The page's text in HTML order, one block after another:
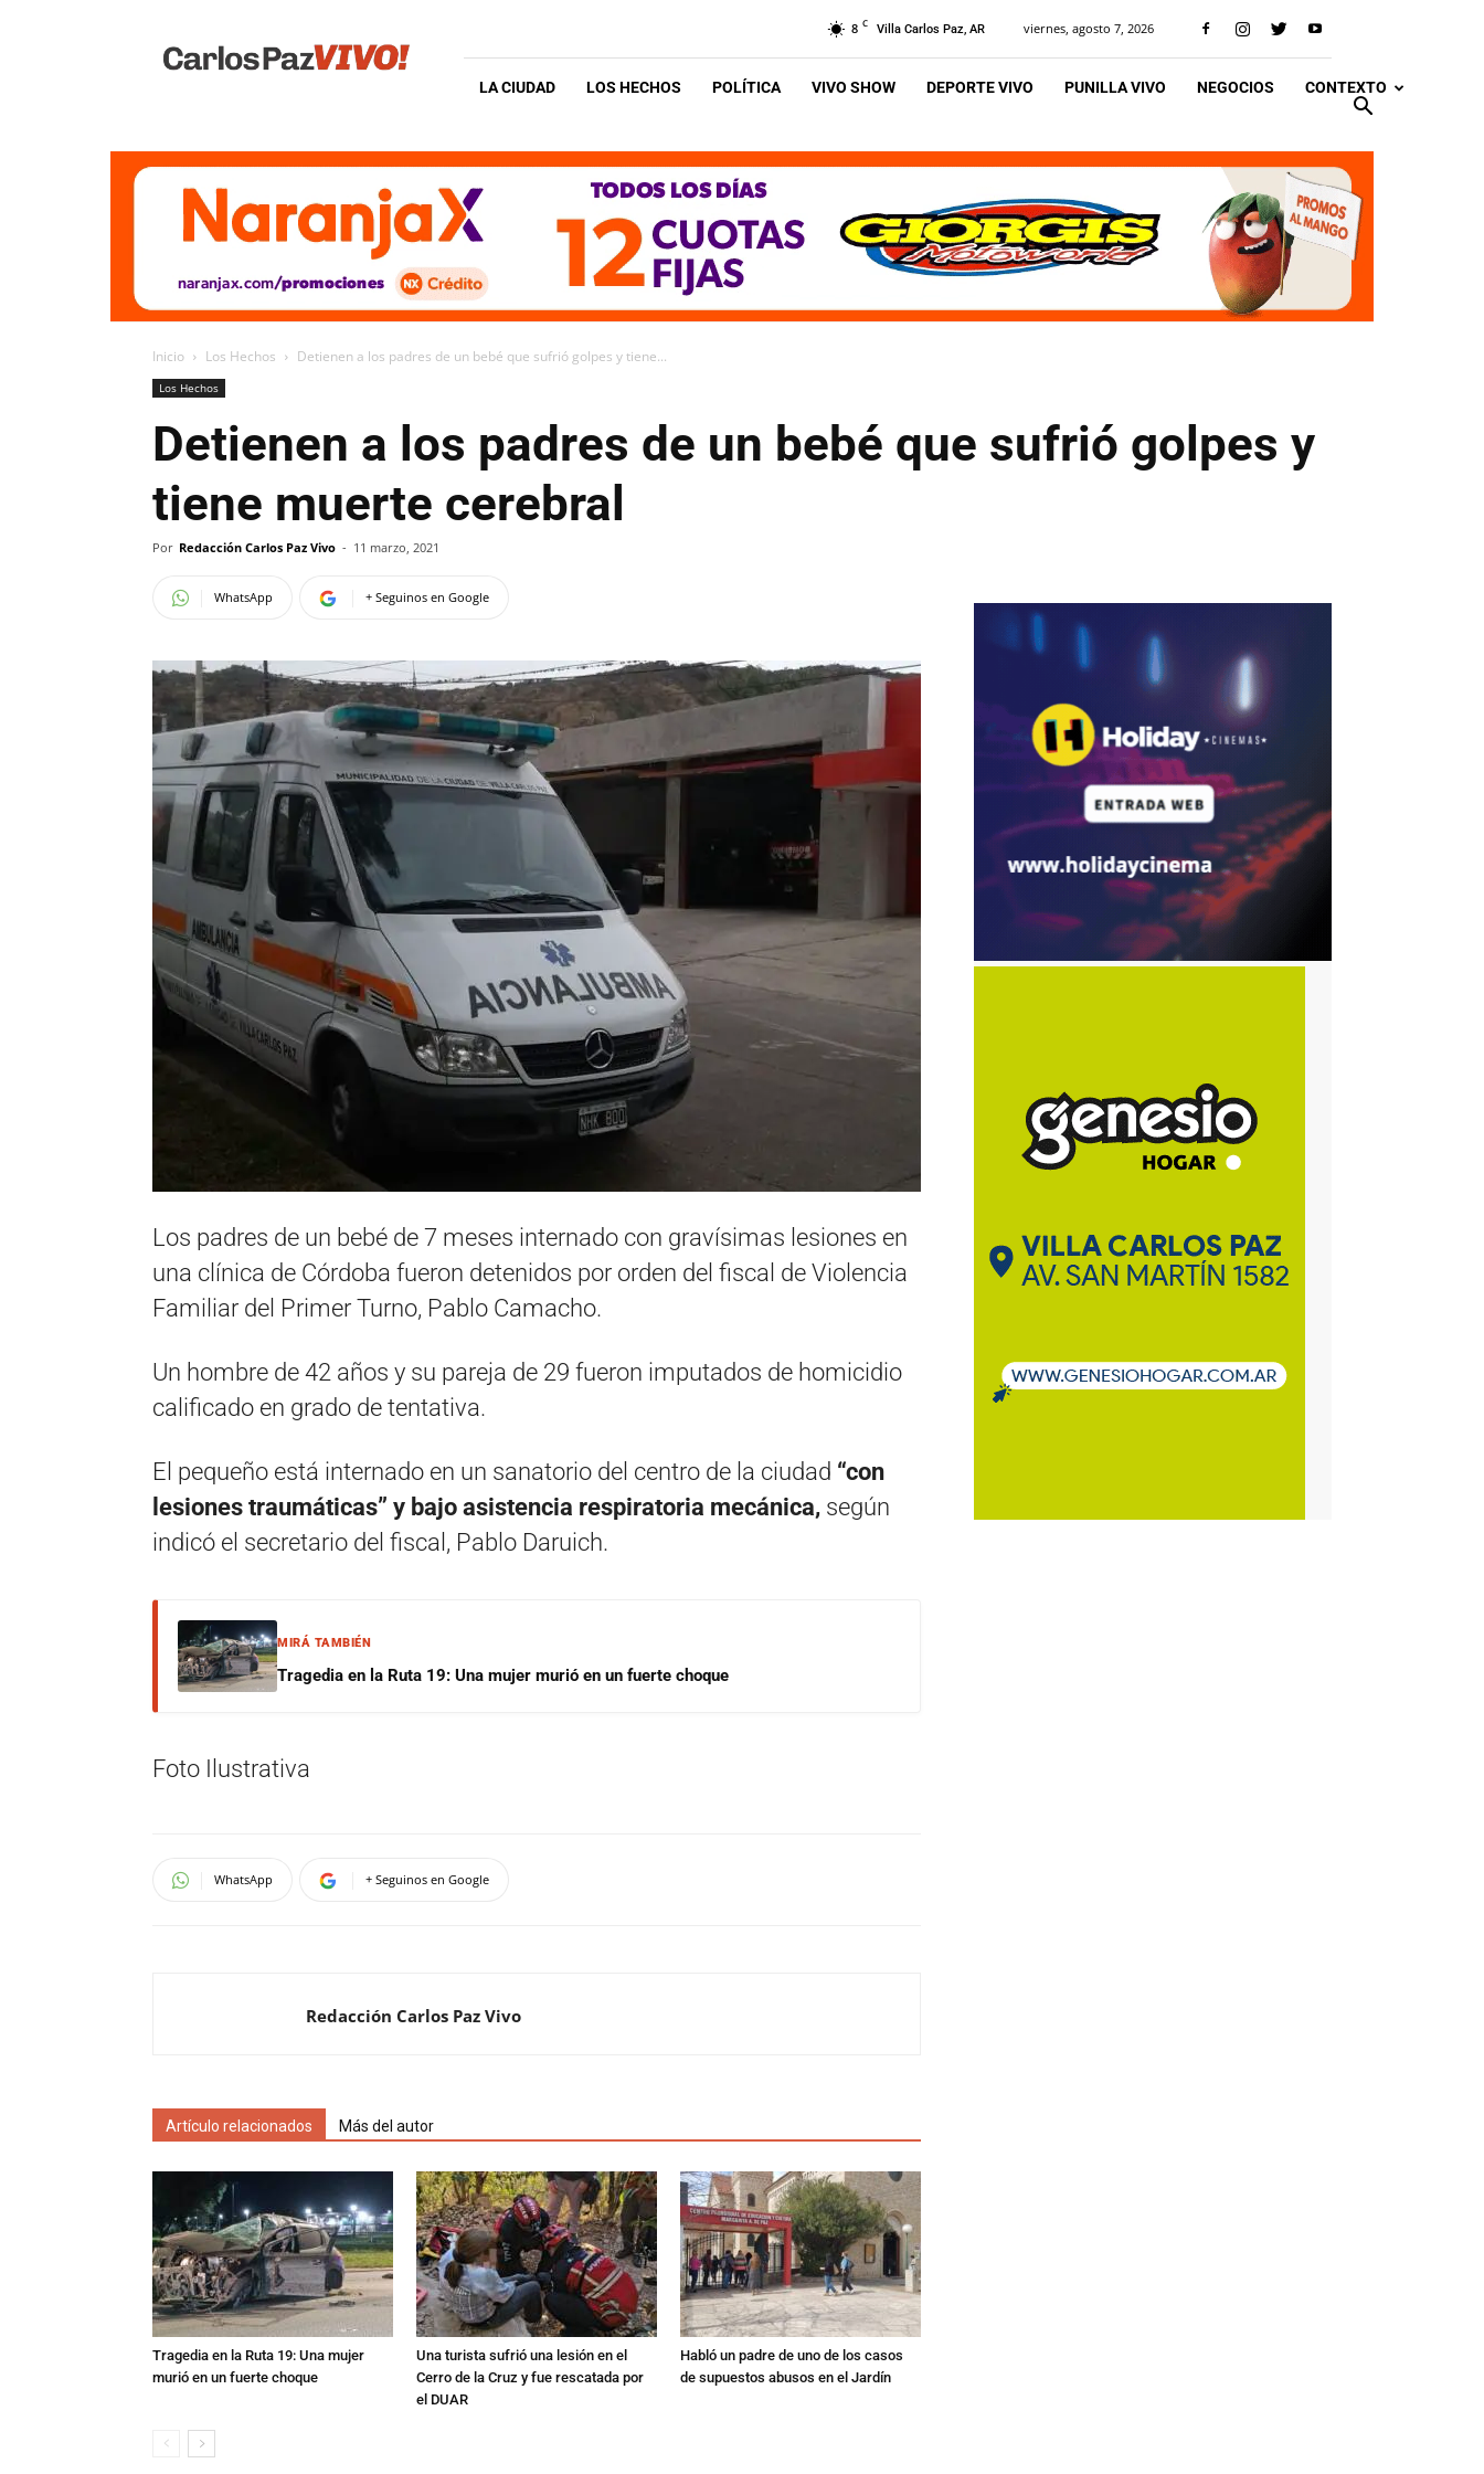
Vivo
8 C Villa Carlos Paz, AR viernes, agosto 7, 2026
LA CIUDAD LOS HECHOS POLÍTICA VIVO SHOW DEPORTE VIVO PUNILLA VIVO NEGOCIOS CONTEXTO
Inicio Los Hechos Detienen a los padres de un bebé que sufrió golpes y tiene...
Los Hechos
Detienen a los padres de un bebé que sufrió golpes y
tiene muerte cerebral
Por Redacción Carlos Paz Vivo - 11 marzo, 2021
WhatsApp + Seguinos en Google
Los padres de un bebé de 7 meses internado con gravísimas lesiones en
una clínica de Córdoba fueron detenidos por orden del fiscal de Violencia
Familiar del Primer Turno, Pablo Camacho.
Un hombre de 42 años y su pareja de 29 fueron imputados de homicidio
calificado en grado de tentativa.
El pequeño está internado en un sanatorio del centro de la ciudad “con
lesiones traumáticas” y bajo asistencia respiratoria mecánica, según
indicó el secretario del fiscal, Pablo Daruich.
MIRÁ TAMBIÉN
Tragedia en la Ruta 19: Una mujer murió en un fuerte choque
Foto Ilustrativa
WhatsApp + Seguinos en Google
Redacción Carlos Paz Vivo
Artículo relacionados Más del autor
Tragedia en la Ruta 19: Una mujer
murió en un fuerte choque
Una turista sufrió una lesión en el
Cerro de la Cruz y fue rescatada por
el DUAR
Habló un padre de uno de los casos
de supuestos abusos en el Jardín